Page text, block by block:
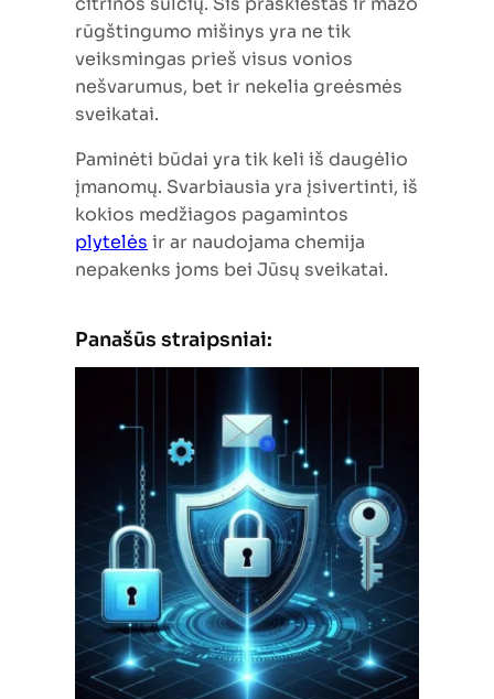
rūgštingumo mišinys yra ne tik
veiksmingas prieš visus vonios
nešvarumus, bet ir nekelia greėsmės
sveikatai.
Paminėti būdai yra tik keli iš daugėlio
įmanomų. Svarbiausia yra įsivertinti, iš
kokios medžiagos pagamintos
plytelės ir ar naudojama chemija
nepakenks joms bei Jūsų sveikatai.
Panašūs straipsniai: